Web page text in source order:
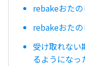
rebakeおた
rebakeおた
受け取れない
るようになっ